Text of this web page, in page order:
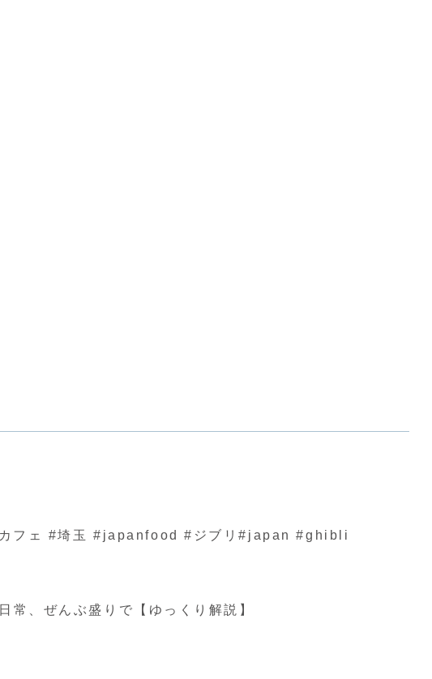
カフェ #埼玉 #japanfood #ジブリ#japan #ghibli
常、ぜんぶ盛りで【ゆっくり解説】